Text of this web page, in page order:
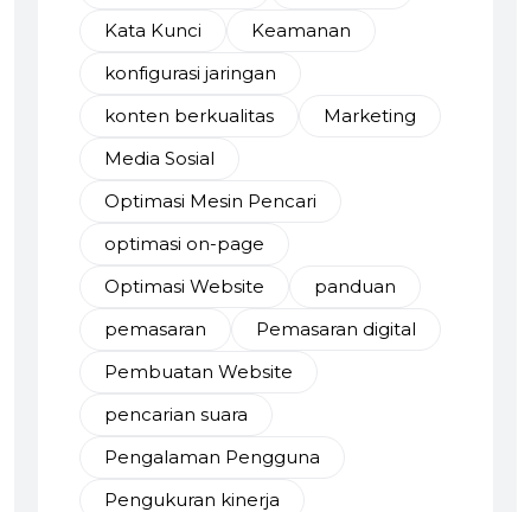
Kata Kunci
Keamanan
konfigurasi jaringan
konten berkualitas
Marketing
Media Sosial
Optimasi Mesin Pencari
optimasi on-page
Optimasi Website
panduan
pemasaran
Pemasaran digital
Pembuatan Website
pencarian suara
Pengalaman Pengguna
Pengukuran kinerja